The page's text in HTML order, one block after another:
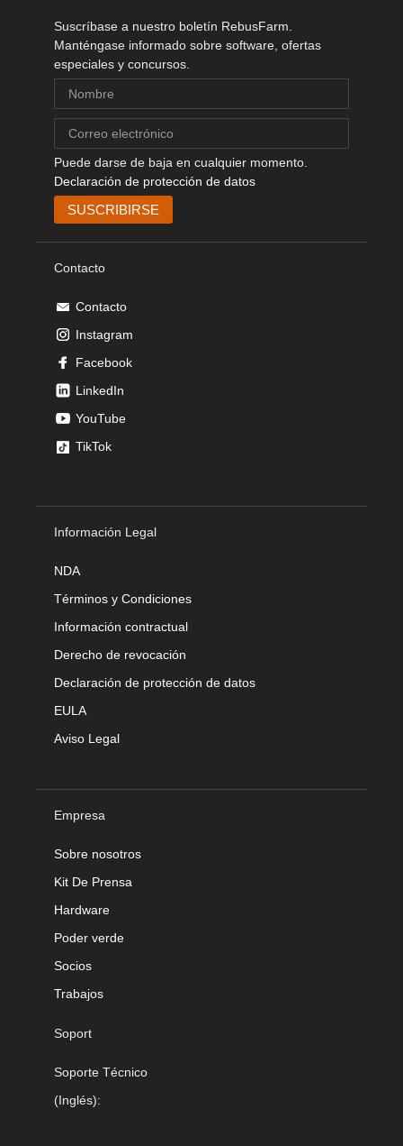
Suscríbase a nuestro boletín RebusFarm.
Manténgase informado sobre software, ofertas
especiales y concursos.
Puede darse de baja en cualquier momento.
Declaración de protección de datos
Contacto
Contacto
Instagram
Facebook
LinkedIn
YouTube
TikTok
Información Legal
NDA
Términos y Condiciones
Información contractual
Derecho de revocación
Declaración de protección de datos
EULA
Aviso Legal
Empresa
Sobre nosotros
Kit De Prensa
Hardware
Poder verde
Socios
Trabajos
Soport
Soporte Técnico
(Inglés):